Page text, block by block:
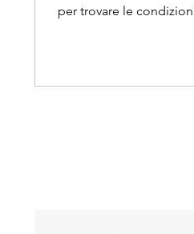
per trovare le